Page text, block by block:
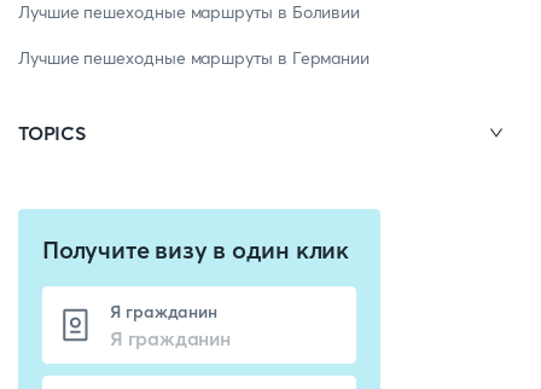
Лучшие пешеходные маршруты в Боливии
Лучшие пешеходные маршруты в Германии
TOPICS
Получите визу в один клик
Я гражданин